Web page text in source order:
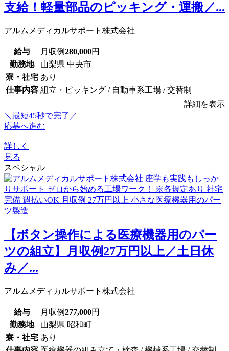
支給！軽量部品のピッキング・運搬／...
アルムメディカルサポート株式会社
給与 月収例280,000円
勤務地
山梨県 中央市
寮・社宅 あり
仕事内容 組立・ピッキング / 自動車系工場 / 交替制
詳細を表示
＼最短45秒で完了／
応募へ進む
詳しく
見る
スペシャル
【ボタン操作による医療機器用のパー
ツの組立】月収例27万円以上／土日休
み／...
アルムメディカルサポート株式会社
給与 月収例277,000円
勤務地
山梨県 昭和町
寮・社宅 あり